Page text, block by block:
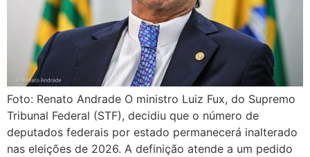
Foto: Renato Andrade O ministro Luiz Fux, do Supremo
Tribunal Federal (STF), decidiu que o número de
deputados federais por estado permanecerá inalterado
nas eleições de 2026. A definição atende a um pedido